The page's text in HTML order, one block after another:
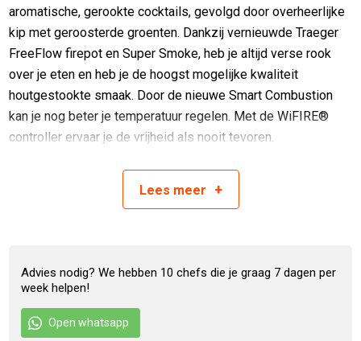
aromatische, gerookte cocktails, gevolgd door overheerlijke
kip met geroosterde groenten. Dankzij vernieuwde Traeger
FreeFlow firepot en Super Smoke, heb je altijd verse rook
over je eten en heb je de hoogst mogelijke kwaliteit
houtgestookte smaak. Door de nieuwe Smart Combustion
kan je nog beter je temperatuur regelen. Met de WiFIRE®
controller ervaar je de vrijheid als nooit tevoren.
De Smart Combustion™ verzekert gelijkmatige
kooktemperaturen, terwijl de volledig geïsoleerde
dubbelwandige constructie temperatuurschommelingen
minimaliseert bij dalende kwikniveaus.
Lees meer +
Advies nodig? We hebben 10 chefs die je graag 7 dagen per
week helpen!
Open whatsapp